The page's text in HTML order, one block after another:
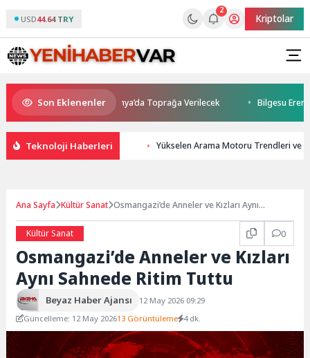
USD44.64 TRY
2
Kriptolar
Son Eklenenler
Kaybetti: Kuzey Makedonya’da Toprağa Verilecek Bilgesu Erenus
Teknoloji Haberleri Yükselen Arama Motoru Trendleri ve
Ana Sayfa Kültür Sanat Osmangazi’de Anneler ve Kızları Aynı
Kültür Sanat
0
Osmangazi’de Anneler ve Kızları
Aynı Sahnede Ritim Tuttu
Beyaz Haber Ajansı
12 May 2026 09:29
Güncelleme: 12 May 202613 Görüntüleme 4 dk.